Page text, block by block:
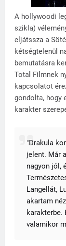
A hollywoodi
szikla)
eljátssza a
kétségtelenül
bemutatásra
Total Filmnek
kapcsolatot
gondolta, hogy
karakter
"Drakula
jelent. Már
nagyon jól,
Langellát,
akartam
karakterbe.
valamikor